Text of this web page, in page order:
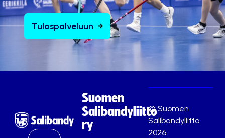
Tulospalveluun
Suomen
Salibandyliitto
ry
© Suomen
Salibandyliitto
2026